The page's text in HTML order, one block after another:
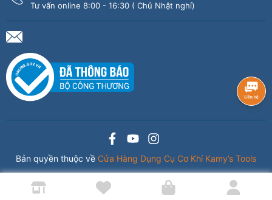
Tư vấn online 8:00 - 16:30 ( Chủ Nhật nghỉ)
Bản quyền thuộc về Cửa Hàng Dụng Cụ Cơ Khí Kamy’s Tools